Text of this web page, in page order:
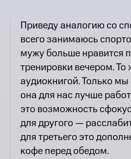
Приведу аналогию со
всего занимаюсь
мужу больше нравится
тренировки вечером. То
аудиокнигой. Только
она для нас лучше
это возможность
для другого —
для третьего это
кофе перед обедом.